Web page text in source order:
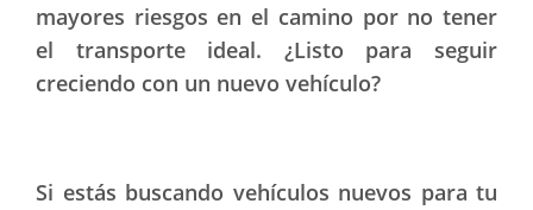
mayores riesgos en el camino por no tener
el transporte ideal. ¿Listo para seguir
creciendo con un nuevo vehículo?
Si estás buscando vehículos nuevos para tu